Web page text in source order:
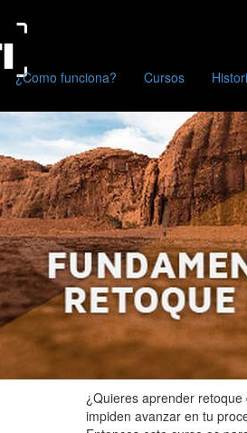
¿Como funciona? Cursos
¿Quieres aprender
impiden avanzar en tu